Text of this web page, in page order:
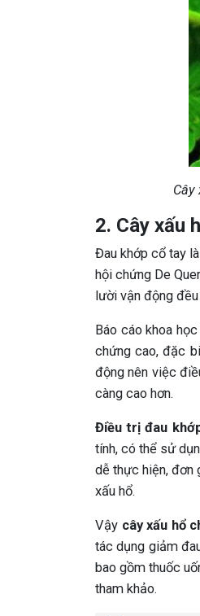
Cây
2. Cây xấu
Đau khớp cổ tay
hội chứng De
lười vận động
Báo cáo khoa
chứng cao, đặc
động nên việc
càng cao hơn.
Điều trị đau
tính, có thể sử
dễ thực hiện, đơn
xấu hổ.
Vậy cây xấu hổ
tác dụng giảm
bao gồm thuốc
tham khảo.